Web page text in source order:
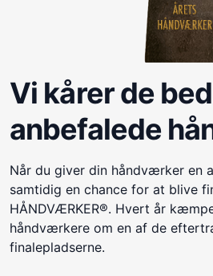
Vi kårer de
anbefalede
Når du giver din håndværker en
samtidig en chance for at blive
HÅNDVÆRKER®. Hvert år
håndværkere om en af de
finalepladserne.